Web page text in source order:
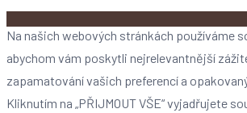
Na našich webových stránkách používáme
abychom vám poskytli nejrelevantnější
zapamatování vašich preferencí a
Kliknutím na „PŘIJMOUT VŠE“ vyjadřujete